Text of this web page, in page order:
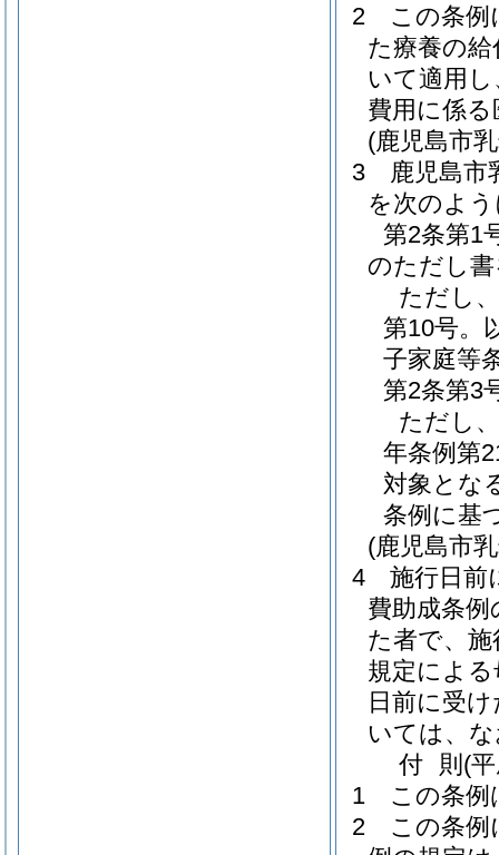
2
この条例
た療養の
いて適用
費用に係
(鹿児島市
3
鹿児島市
を次のよ
第2条第1
のただし
ただし
第10号。
子家庭等
第2条第3
ただし
年条例第
対象とな
条例に基
(鹿児島市
4
施行日前
費助成条
た者で、
規定によ
日前に受
いては、
付 則 (
1
この条例
2
この条例